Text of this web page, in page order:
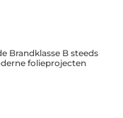
Brandklasse B steeds
folieprojecten